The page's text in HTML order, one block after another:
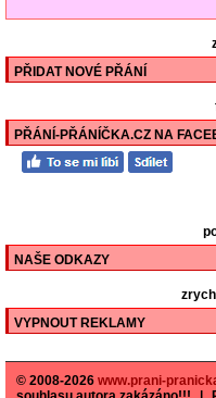
PŘIDAT NOVÉ PŘÁNÍ
PŘÁNÍ-PŘÁNÍČKA.CZ NA
NAŠE ODKAZY
VYPNOUT REKLAMY
© 2008-2026 www.prani-